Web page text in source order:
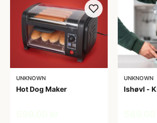
UNKNOWN
Hot Dog Maker
UNKNOWN
Ishøvl -